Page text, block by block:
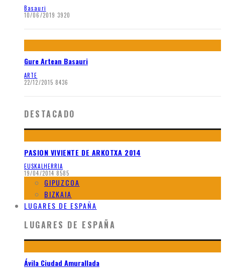
Basauri
10/06/2019 3920
Gure Artean Basauri
ARTE
22/12/2015 8436
DESTACADO
PASION VIVIENTE DE ARKOTXA 2014
EUSKALHERRIA
19/04/2014 8585
GIPUZCOA
BIZKAIA
LUGARES DE ESPAÑA
LUGARES DE ESPAÑA
Ávila Ciudad Amurallada